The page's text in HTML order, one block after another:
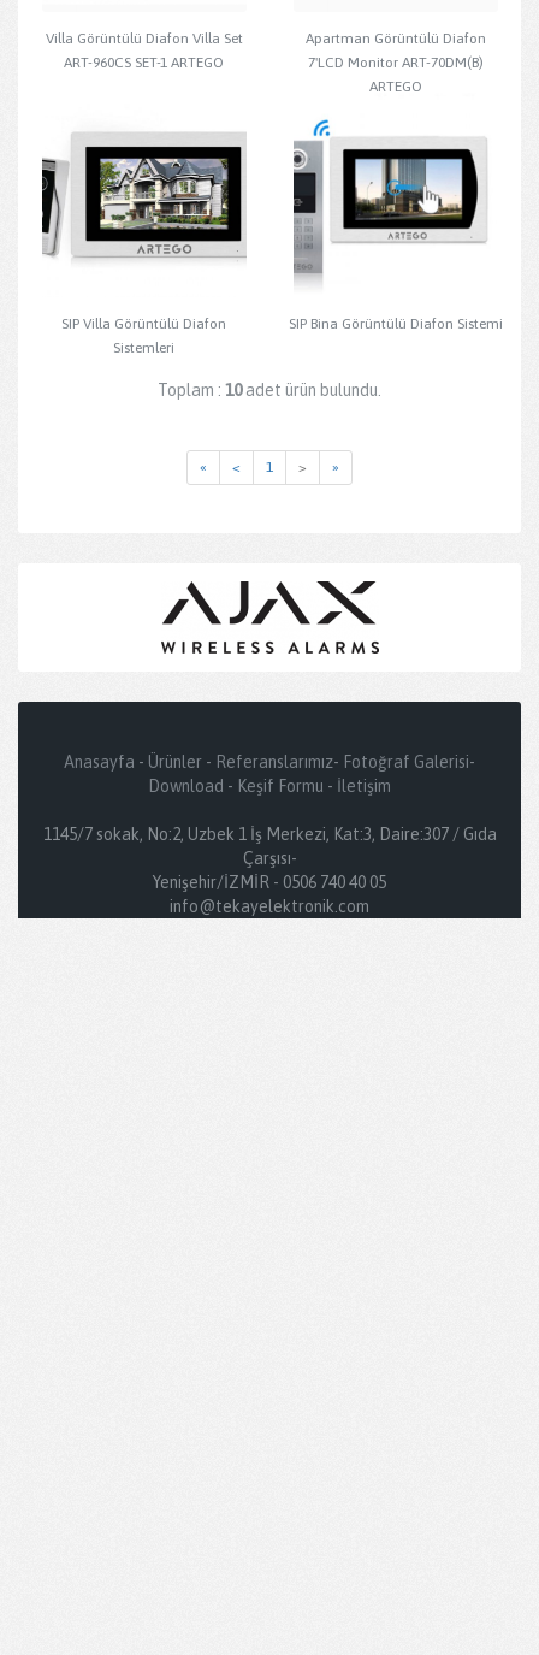
Villa Görüntülü Diafon Villa Set
ART-960CS SET-1 ARTEGO
Apartman Görüntülü Diafon
7'LCD Monitor ART-70DM(B)
ARTEGO
SIP Villa Görüntülü Diafon
Sistemleri
SIP Bina Görüntülü Diafon Sistemi
Toplam : 10adet ürün bulundu.
« < 1 > »
Anasayfa - Ürünler - Referanslarımız- Fotoğraf Galerisi-
Download - Keşif Formu - İletişim
1145/7 sokak, No:2, Uzbek 1 İş Merkezi, Kat:3, Daire:307 / Gıda
Çarşısı-
Yenişehir/İZMİR - 0506 740 40 05
info@tekayelektronik.com